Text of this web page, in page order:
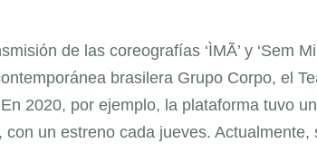
de las coreografías ‘ÌMÃ’ y ‘Sem
brasilera Grupo Corpo, el
2020, por ejemplo, la plataforma tuvo
con un estreno cada jueves.